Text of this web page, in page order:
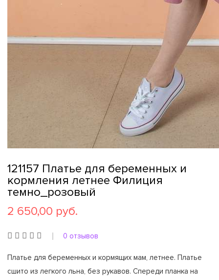
121157 Платье для беременных и
кормления летнее Филиция
темно_розовый
2 650,00 руб.
0 отзывов
Платье для беременных и кормящих мам, летнее. Платье
сшито из легкого льна, без рукавов. Спереди планка на